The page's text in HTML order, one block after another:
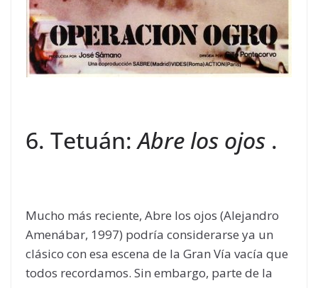
6. Tetuán:Abre los ojos .
Mucho más reciente, Abre los ojos (Alejandro
Amenábar, 1997) podría considerarse ya un
clásico con esa escena de la Gran Vía vacía que
todos recordamos. Sin embargo, parte de la